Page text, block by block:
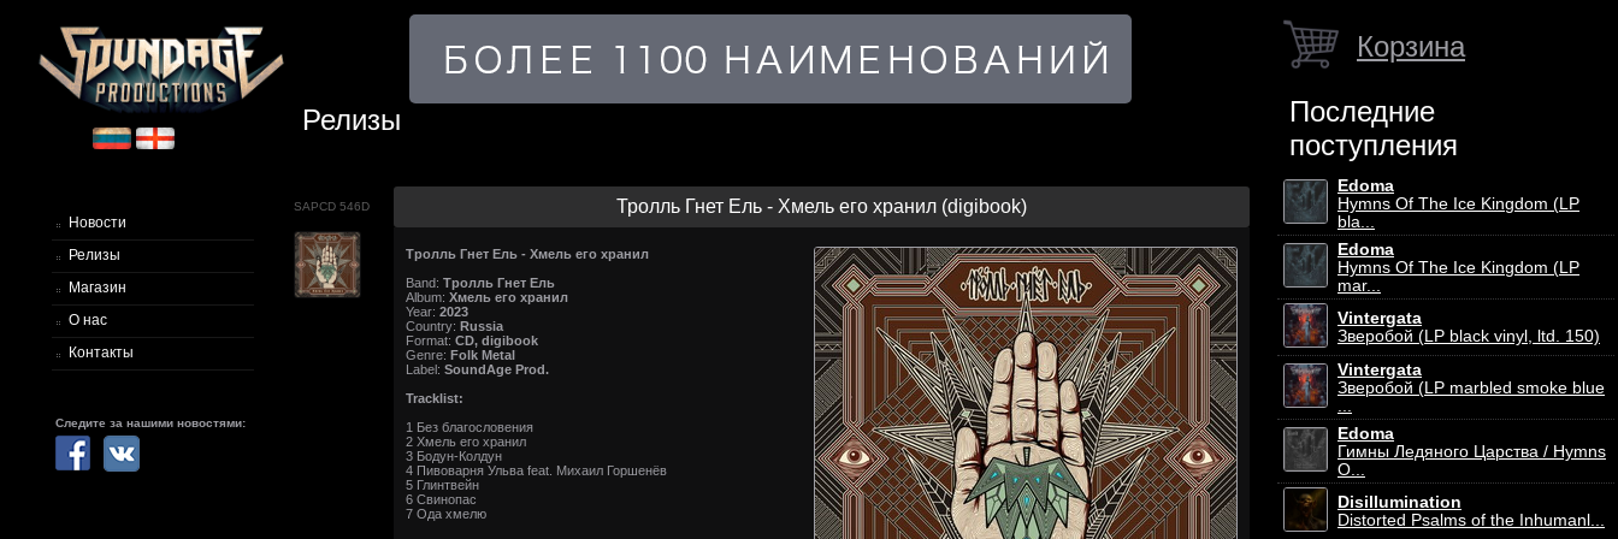
Новости
Релизы
Магазин
О нас
Контакты
Следите за нашими новостями:
Релизы
SAPCD 546D Тролль Гнет Ель - Хмель его хранил (digibook)
Тролль Гнет Ель - Хмель его хранил
Band: Тролль Гнет Ель
Album: Хмель его хранил
Year: 2023
Country: Russia
Format: CD, digibook
Genre: Folk Metal
Label: SoundAge Prod.
Tracklist:
1 Без благословения
2 Хмель его хранил
3 Бодун-Колдун
4 Пивоварня Ульва feat. Михаил Горшенёв
5 Глинтвейн
6 Свинопас
7 Ода хмелю
Корзина
Последние
поступления
Edoma
Hymns Of The Ice Kingdom (LP
bla...
Edoma
Hymns Of The Ice Kingdom (LP
mar...
Vintergata
Зверобой (LP black vinyl, ltd. 150)
Vintergata
Зверобой (LP marbled smoke blue
...
Edoma
Гимны Ледяного Царства / Hymns
O...
Disillumination
Distorted Psalms of the Inhumanl...